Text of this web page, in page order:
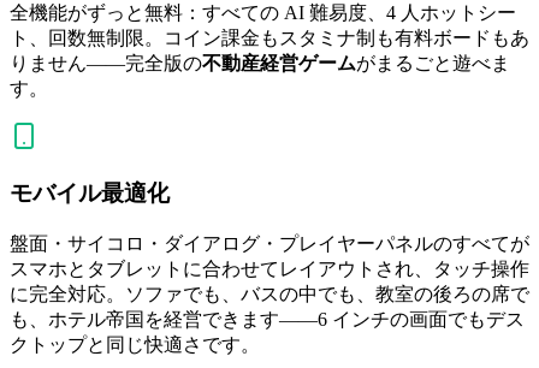
全機能がずっと無料：すべての AI 難易度、4 人ホットシー
ト、回数無制限。コイン課金もスタミナ制も有料ボードもあ
りません——完全版の不動産経営ゲームがまるごと遊べま
す。
モバイル最適化
盤面・サイコロ・ダイアログ・プレイヤーパネルのすべてが
スマホとタブレットに合わせてレイアウトされ、タッチ操作
に完全対応。ソファでも、バスの中でも、教室の後ろの席で
も、ホテル帝国を経営できます——6 インチの画面でもデス
クトップと同じ快適さです。